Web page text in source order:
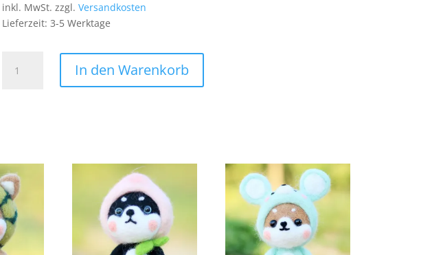
inkl. MwSt. zzgl. Versandkosten
Lieferzeit: 3-5 Werktage
Patch
Menge
In den Warenkorb